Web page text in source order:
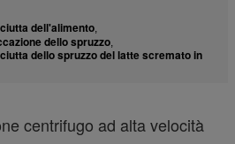
dell'alimento,
dello spruzzo,
dello spruzzo del latte scremato in
centrifugo ad alta velocità